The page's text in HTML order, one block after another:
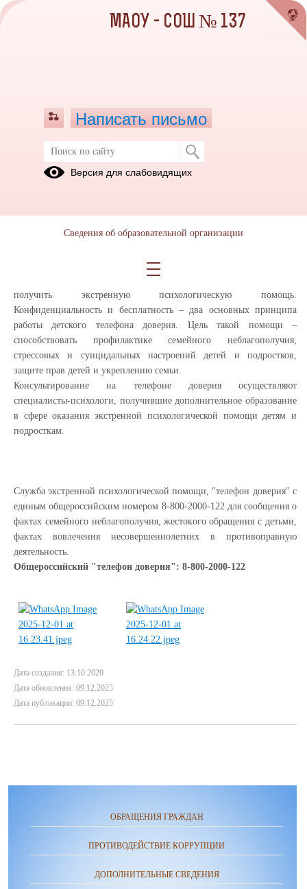
Телефон доверия для учащихся и
родителей
Телефоны доверия, действующие на территории
При звонке на телефон доверия со стационарных или мобильных
получить экстренную психологическую помощь.
Конфиденциальность и бесплатность – два основных принципа
работы детского телефона доверия. Цель такой помощи –
способствовать профилактике семейного неблагополучия,
стрессовых и суицидальных настроений детей и подростков,
защите прав детей и укреплению семьи.
Консультирование на телефоне доверия осуществляют
специалисты-психологи, получившие дополнительное образование
в сфере оказания экстренной психологической помощи детям и
подросткам.
Служба экстренной психологической помощи, "телефон доверия" с
единым общероссийским номером 8-800-2000-122 для сообщения о
фактах семейного неблагополучия, жестокого обращения с детьми,
фактах вовлечения несовершеннолетних в противоправную
деятельность.
Общероссийский "телефон доверия": 8-800-2000-122
Дата создания: 13.10.2020
Дата обновления: 09.12.2025
Дата публикации: 09.12.2025
ОБРАЩЕНИЯ ГРАЖДАН
ПРОТИВОДЕЙСТВИЕ КОРРУПЦИИ
ДОПОЛНИТЕЛЬНЫЕ СВЕДЕНИЯ
МАОУ - СОШ № 137
Написать письмо
Версия для слабовидящих
Сведения об образовательной организации